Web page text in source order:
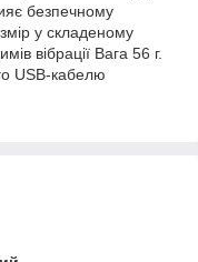
безпечному
у складеному
вібрації Вага 56 г.
USB-кабелю